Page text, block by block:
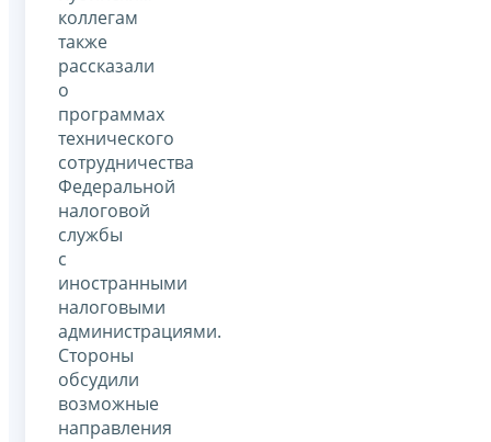
коллегам
также
рассказали
о
программах
технического
сотрудничества
Федеральной
налоговой
службы
с
иностранными
налоговыми
администрациями.
Стороны
обсудили
возможные
направления